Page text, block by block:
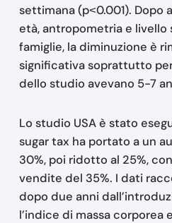
settimana (p˂0.001). Dopo
età, antropometria e
famiglie, la diminuzione è
significativa soprattutto
dello studio avevano 5-7
Lo studio USA è stato
sugar tax ha portato a un
30%, poi ridotto al 25%,
vendite del 35%. I dati
dopo due anni
l’indice di massa corporea